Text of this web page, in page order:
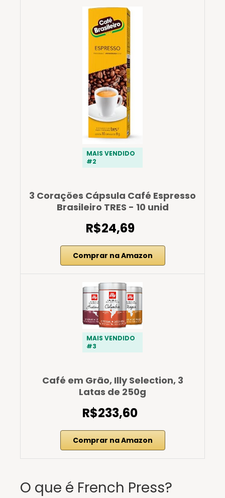
MAIS VENDIDO
#2
3 Corações Cápsula Café Espresso
Brasileiro TRES - 10 unid
R$24,69
Comprar na Amazon
MAIS VENDIDO
#3
Café em Grão, Illy Selection, 3
Latas de 250g
R$233,60
Comprar na Amazon
O que é French Press?